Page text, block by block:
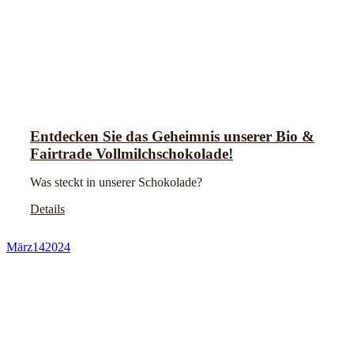
Entdecken Sie das Geheimnis unserer Bio &
Fairtrade Vollmilchschokolade!
Was steckt in unserer Schokolade?
Details
März142024